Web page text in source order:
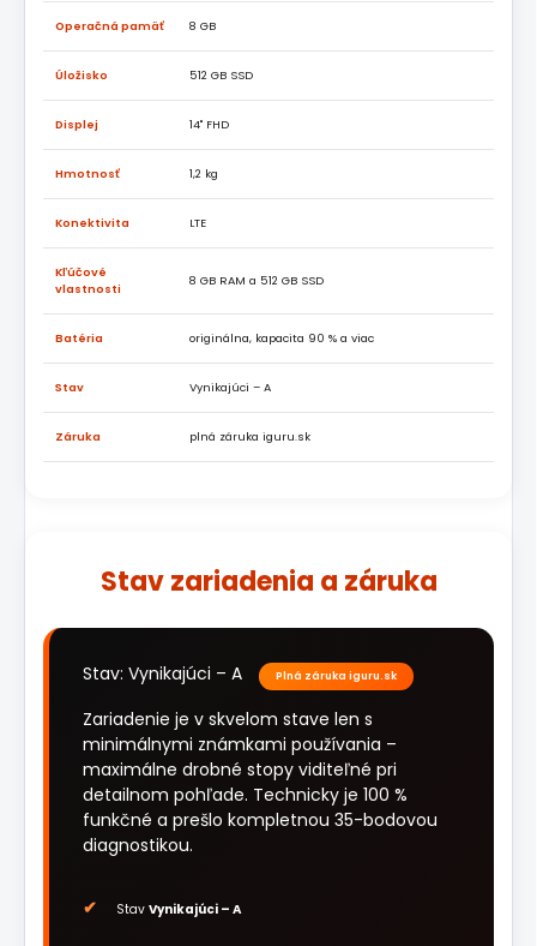
Operačná pamäť 8 GB
Úložisko 512 GB SSD
Displej 14" FHD
Hmotnosť 1,2 kg
Konektivita LTE
Kľúčové
vlastnosti
8 GB RAM a 512 GB SSD
Batéria originálna, kapacita 90 % a viac
Stav Vynikajúci – A
Záruka plná záruka iguru.sk
Stav zariadenia a záruka
Stav: Vynikajúci – A Plná záruka iguru.sk
Zariadenie je v skvelom stave len s
minimálnymi známkami používania –
maximálne drobné stopy viditeľné pri
detailnom pohľade. Technicky je 100 %
funkčné a prešlo kompletnou 35-bodovou
diagnostikou.
Stav Vynikajúci – A